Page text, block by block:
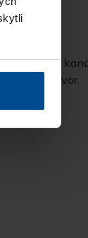
životopis
na pohovor.